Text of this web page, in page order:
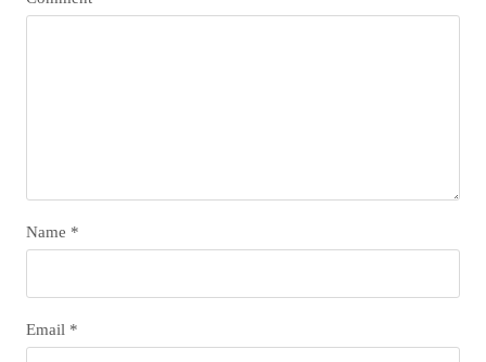
Name *
Email *